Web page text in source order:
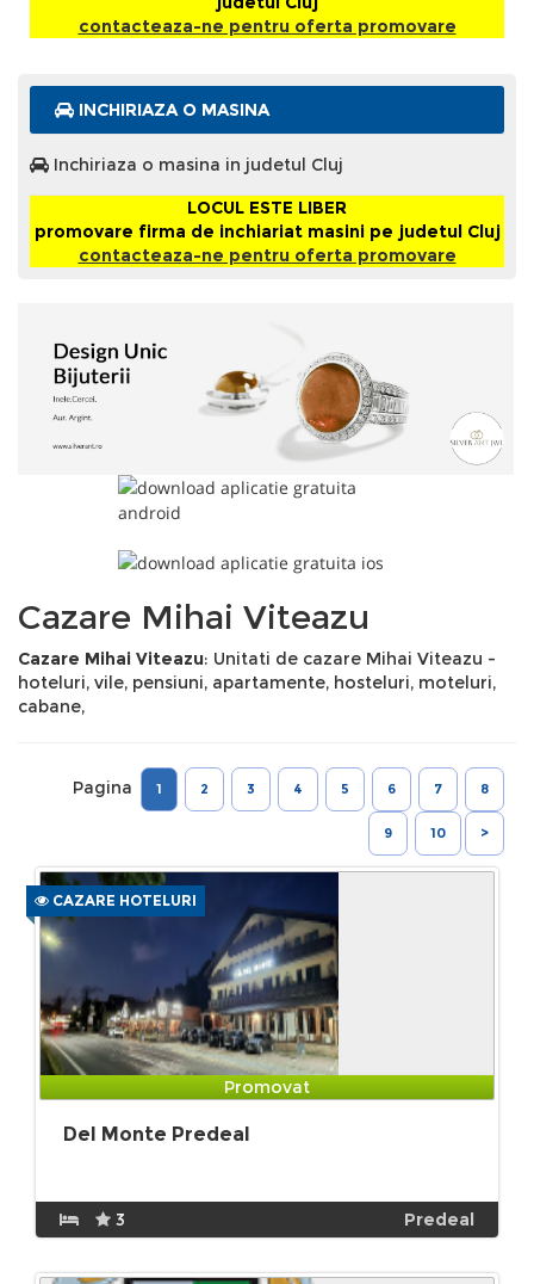
contacteaza-ne pentru oferta promovare
INCHIRIAZA O MASINA
Inchiriaza o masina in judetul Cluj
LOCUL ESTE LIBER
promovare firma de inchiariat masini pe judetul Cluj
contacteaza-ne pentru oferta promovare
Cazare Mihai Viteazu
Cazare Mihai Viteazu: Unitati de cazare Mihai Viteazu -
hoteluri, vile, pensiuni, apartamente, hosteluri, moteluri,
cabane,
Pagina 1 2 3 4 5 6 7 8
9 10 >
CAZARE HOTELURI
Promovat
Del Monte Predeal
3 Predeal